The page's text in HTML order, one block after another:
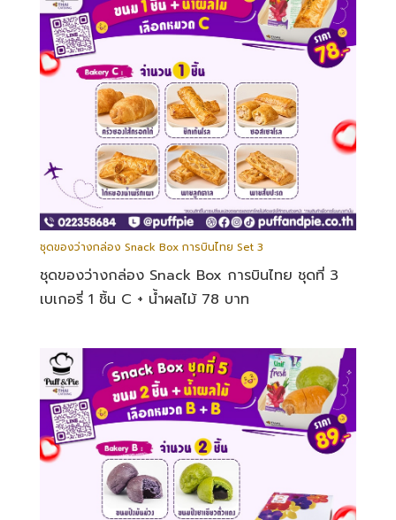
ชุดของว่างกล่อง Snack Box การบินไทย Set 3
ชุดของว่างกล่อง Snack Box การบินไทย ชุดที่ 3
เบเกอรี่ 1 ชิ้น C + น้ำผลไม้ 78 บาท